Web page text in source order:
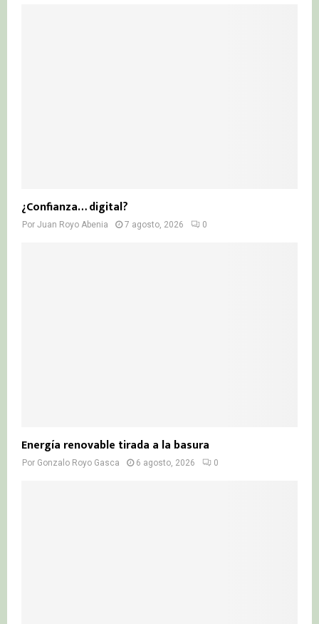
¿Confianza… digital?
Por Juan Royo Abenia 7 agosto, 2026 0
Energía renovable tirada a la basura
Por Gonzalo Royo Gasca 6 agosto, 2026 0